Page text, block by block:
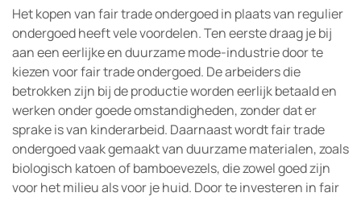
Het kopen van fair trade ondergoed in plaats van regulier
ondergoed heeft vele voordelen. Ten eerste draag je bij
aan een eerlijke en duurzame mode-industrie door te
kiezen voor fair trade ondergoed. De arbeiders die
betrokken zijn bij de productie worden eerlijk betaald en
werken onder goede omstandigheden, zonder dat er
sprake is van kinderarbeid. Daarnaast wordt fair trade
ondergoed vaak gemaakt van duurzame materialen, zoals
biologisch katoen of bamboevezels, die zowel goed zijn
voor het milieu als voor je huid. Door te investeren in fair